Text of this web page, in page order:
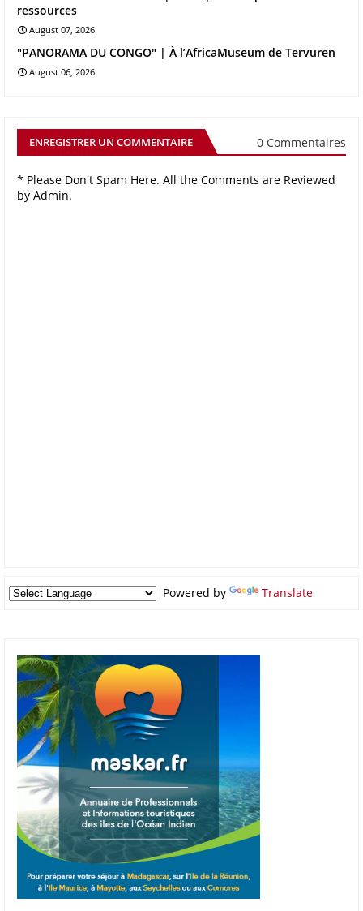
ressources
August 07, 2026
"PANORAMA DU CONGO" | À l’AfricaMuseum de Tervuren
August 06, 2026
ENREGISTRER UN COMMENTAIRE 0 Commentaires
* Please Don't Spam Here. All the Comments are Reviewed
by Admin.
Powered by Translate